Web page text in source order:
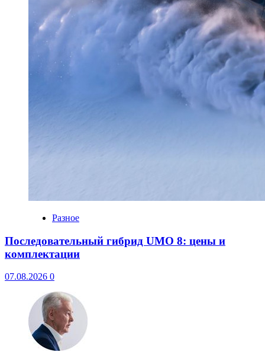
Разное
Последовательный гибрид UMO 8: цены и
комплектации
07.08.2026 0